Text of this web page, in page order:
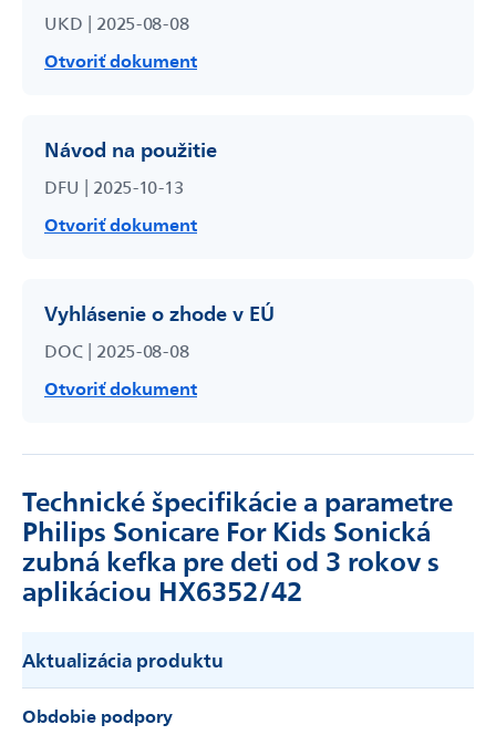
UKD | 2025-08-08
Otvoriť dokument
Návod na použitie
DFU | 2025-10-13
Otvoriť dokument
Vyhlásenie o zhode v EÚ
DOC | 2025-08-08
Otvoriť dokument
Technické špecifikácie a parametre
Philips Sonicare For Kids Sonická
zubná kefka pre deti od 3 rokov s
aplikáciou HX6352/42
Aktualizácia produktu
Obdobie podpory